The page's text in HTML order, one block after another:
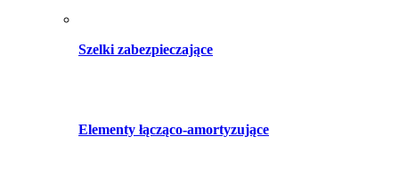
Szelki zabezpieczające
Elementy łącząco-amortyzujące